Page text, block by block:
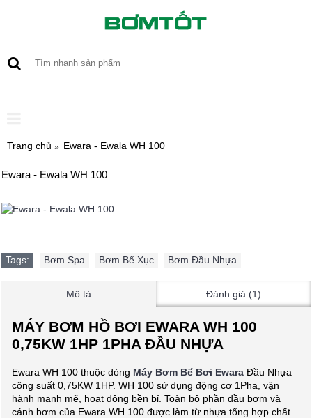
Trang chủ Ewara - Ewala WH 100
Ewara - Ewala WH 100
Tags: Bơm Spa Bơm Bể Xục Bơm Đầu Nhựa
Mô tả Đánh giá (1)
MÁY BƠM HỒ BƠI EWARA WH 100
0,75KW 1HP 1PHA ĐẦU NHỰA
Ewara WH 100 thuộc dòng Máy Bơm Bể Bơi Ewara Đầu Nhựa
công suất 0,75KW 1HP. WH 100 sử dụng động cơ 1Pha, vận
hành mạnh mẽ, hoạt động bền bỉ. Toàn bộ phần đầu bơm và
cánh bơm của Ewara WH 100 được làm từ nhựa tổng hợp chất